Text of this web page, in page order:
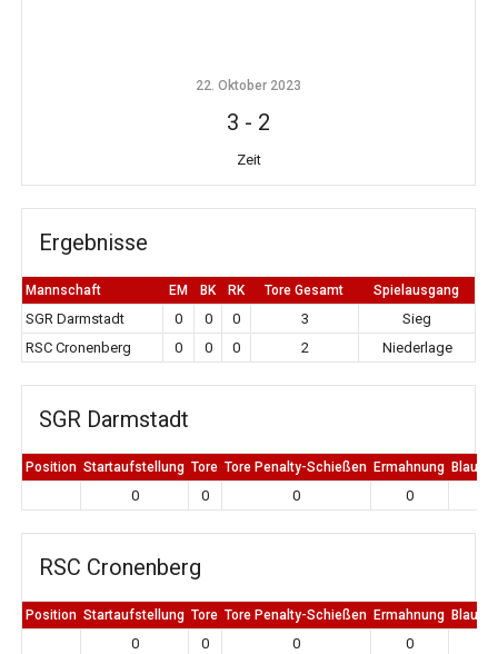
22. Oktober 2023
3 - 2
Zeit
Ergebnisse
Mannschaft EM BK RK Tore Gesamt Spielausgang
SGR Darmstadt 0 0 0 3
Sieg
RSC Cronenberg
0 0 0 2 Niederlage
SGR Darmstadt
Position Startaufstellung Tore Tore Penalty-Schießen Ermahnung Blaue
0 0 0 0
RSC Cronenberg
Position Startaufstellung Tore Tore Penalty-Schießen Ermahnung Blaue
0 0 0 0